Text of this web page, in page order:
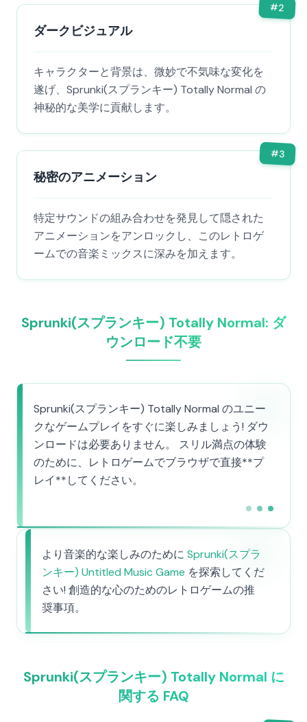
#2
ダークビジュアル
キャラクターと背景は、微妙で不気味な変化を
遂げ、Sprunki(スプランキー) Totally Normal の
神秘的な美学に貢献します。
#3
秘密のアニメーション
特定サウンドの組み合わせを発見して隠された
アニメーションをアンロックし、このレトロゲ
ームでの音楽ミックスに深みを加えます。
Sprunki(スプランキー) Totally Normal: ダ
ウンロード不要
Sprunki(スプランキー) Totally Normal のユニー
クなゲームプレイをすぐに楽しみましょう! ダウ
ンロードは必要ありません。 スリル満点の体験
のために、レトロゲームでブラウザで直接**プ
レイ**してください。
より音楽的な楽しみのために Sprunki(スプラ
ンキー) Untitled Music Game を探索してくだ
さい! 創造的な心のためのレトロゲームの推
奨事項。
Sprunki(スプランキー) Totally Normal に
関する FAQ